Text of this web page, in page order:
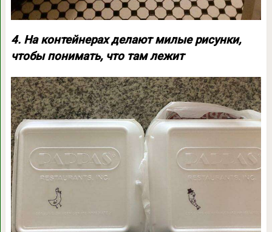
4. На контейнерах делают милые рисунки,
чтобы понимать, что там лежит